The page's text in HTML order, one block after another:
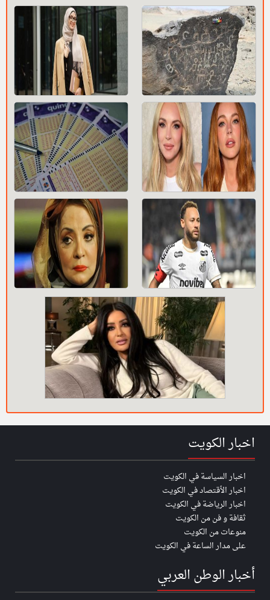
اخبار الكويت
اخبار السياسة في الكويت
اخبار الأقتصاد في الكويت
اخبار الرياضة في الكويت
ثقافة و فن من الكويت
منوعات من الكويت
على مدار الساعة في الكويت
أخبار الوطن العربي